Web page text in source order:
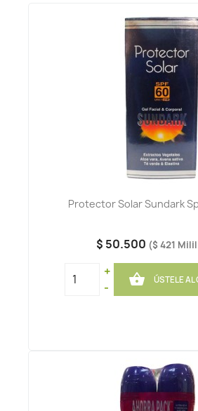
Protector Solar Sundark
$ 50.500 ($ 421
+
-
 ÚSTELE